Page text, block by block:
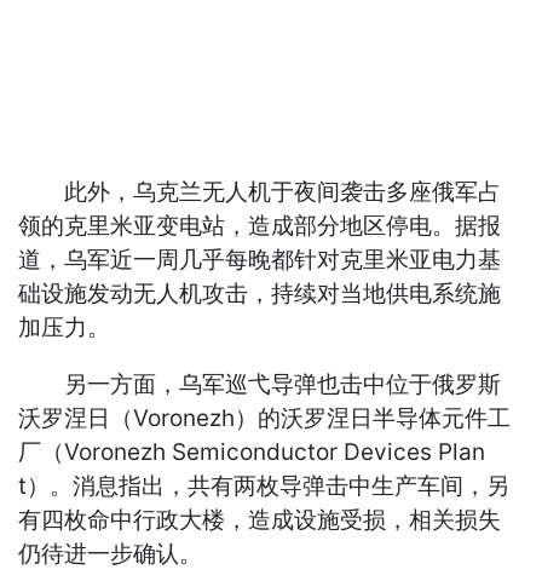
此外，乌克兰无人机于夜间袭击多座俄军占
领的克里米亚变电站，造成部分地区停电。据报
道，乌军近一周几乎每晚都针对克里米亚电力基
础设施发动无人机攻击，持续对当地供电系统施
加压力。
另一方面，乌军巡弋导弹也击中位于俄罗斯
沃罗涅日（Voronezh）的沃罗涅日半导体元件工
厂（Voronezh Semiconductor Devices Plan
t）。消息指出，共有两枚导弹击中生产车间，另
有四枚命中行政大楼，造成设施受损，相关损失
仍待进一步确认。